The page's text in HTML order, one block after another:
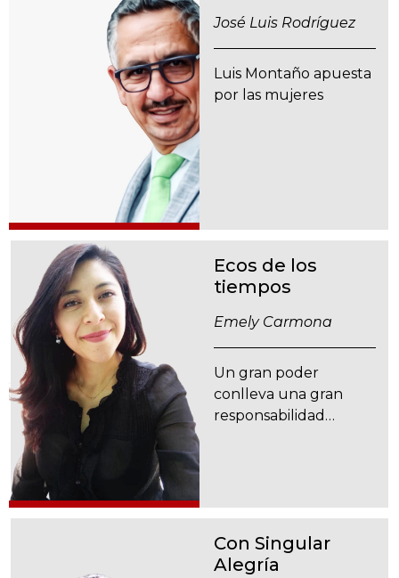
José Luis Rodríguez
Luis Montaño apuesta
por las mujeres
Ecos de los
tiempos
Emely Carmona
Un gran poder
conlleva una gran
responsabilidad…
Con Singular
Alegría